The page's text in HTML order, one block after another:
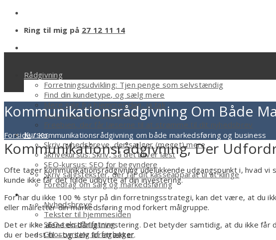
Ring til mig på 27 12 11 14
Rådgivning
Forretningsudvikling: Tjen penge som selvstændig
Find din kundetype, og sælg mere
Mere salg fra hjemmesiden, ja tak
Sælg med email marketing
Freebien, der får læserne til at strømme til dit nyhedsbrev
Kurser
Skriv nyhedsbreve, der sælger (meget) mere
Skrivekursus: Skriv, så det bliver læst
SEO-kursus: SEO for begyndere
Skriv salgstekster, der får dit kasseapparat til at klinge
Foredrag om salg og markedsføring
Tekstforfatter
Nyhedsbreve
Tekster til hjemmesiden
SEO-tekstforfatning
Ghostwriting af fagbøger
Kommunikationsrådgivning Om Både
Forside/Kommunikationsrådgivning om både markedsføring og business
Kommunikationsrådgivning, Der
Ofte tager kommunikationsrådgivning udelukkende udgangspunkt i, hvad
kunde ikke får det fulde udbytte af din investering.
For har du ikke 100 % styr på din forretningsstrategi, kan det være, at du
eller målretter din markedsføring mod forkert målgruppe.
Det er ikke alene en dårlig investering. Det betyder samtidig, at du ikke
du er bedst til – og selv foretrækker.